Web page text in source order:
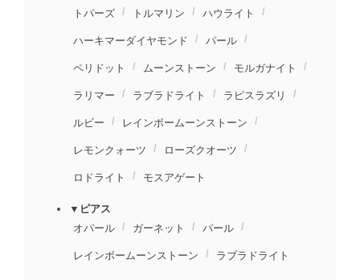
トパーズ トルマリン ハウライト
ハーキマーダイヤモンド パール
ペリドット ムーンストーン モルガナイト
ラリマー ラブラドライト ラピスラズリ
ルビー レインボームーンストーン
レモンクォーツ ローズクオーツ
ロドライト モスアゲート
▼ピアス
オパール
ガーネット パール
レインボームーンストーン ラブラドライト